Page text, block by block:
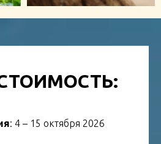
: 4 – 15 октября 2026